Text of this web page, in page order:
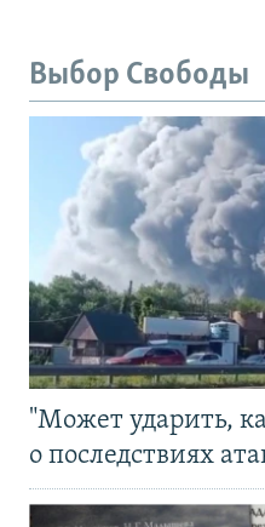
Выбор Свободы
"Может ударить,
о последствиях